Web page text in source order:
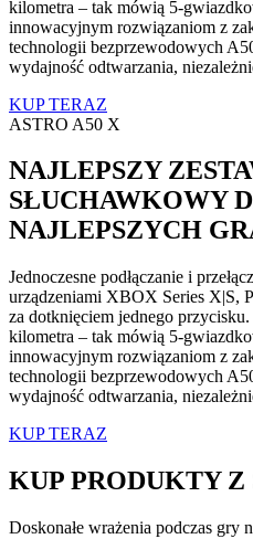
kilometra – tak mówią 5-
innowacyjnym rozwiązaniom z
technologii bezprzewodowych
wydajność odtwarzania,
KUP TERAZ
ASTRO A50 X
NAJLEPSZY
SŁUCHAWKOWY
NAJLEPSZYCH
Jednoczesne podłączanie i
urządzeniami XBOX Series X|S,
za dotknięciem jednego
kilometra – tak mówią 5-
innowacyjnym rozwiązaniom z
technologii bezprzewodowych
wydajność odtwarzania,
KUP TERAZ
KUP PRODUKTY Z
Doskonałe wrażenia podczas gry